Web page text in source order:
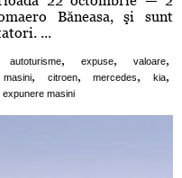
Băneasa, şi sunt
...
autoturisme, expuse, valoare,
masini, citroen, mercedes, kia,
expunere masini